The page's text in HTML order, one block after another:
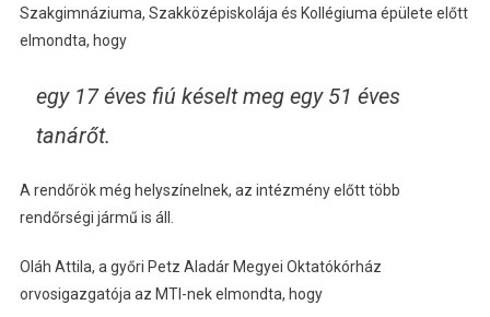
Szakgimnáziuma, Szakközépiskolája és Kollégiuma épülete előtt
elmondta, hogy
egy 17 éves fiú késelt meg egy 51 éves
tanárőt.
A rendőrök még helyszínelnek, az intézmény előtt több
rendőrségi jármű is áll.
Oláh Attila, a győri Petz Aladár Megyei Oktatókórház
orvosigazgatója az MTI-nek elmondta, hogy